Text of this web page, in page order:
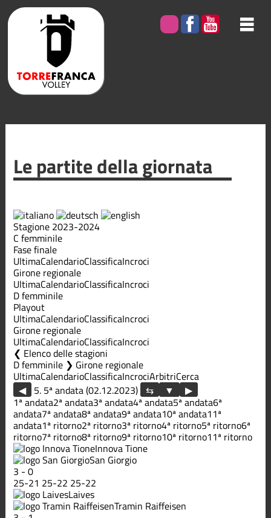
Le partite della giornata
Stagione 2023-2024
C femminile
Fase finale
UltimaCalendarioClassificaIncroci
Girone regionale
UltimaCalendarioClassificaIncroci
D femminile
Playout
UltimaCalendarioClassificaIncroci
Girone regionale
UltimaCalendarioClassificaIncroci
Elenco delle stagioni
D femminile ❯ Girone regionale
UltimaCalendarioClassificaIncrociArbitriCerca
◀ 5. 5ª andata (02.12.2023)
▶
1ª andata2ª andata3ª andata4ª andata5ª andata6ª
andata7ª andata8ª andata9ª andata10ª andata11ª
andata1ª ritorno2ª ritorno3ª ritorno4ª ritorno5ª ritorno6ª
ritorno7ª ritorno8ª ritorno9ª ritorno10ª ritorno11ª ritorno
Innova Tione
San Giorgio
3 -0
25-21 25-22 25-22
Laives
Tramin Raiffeisen